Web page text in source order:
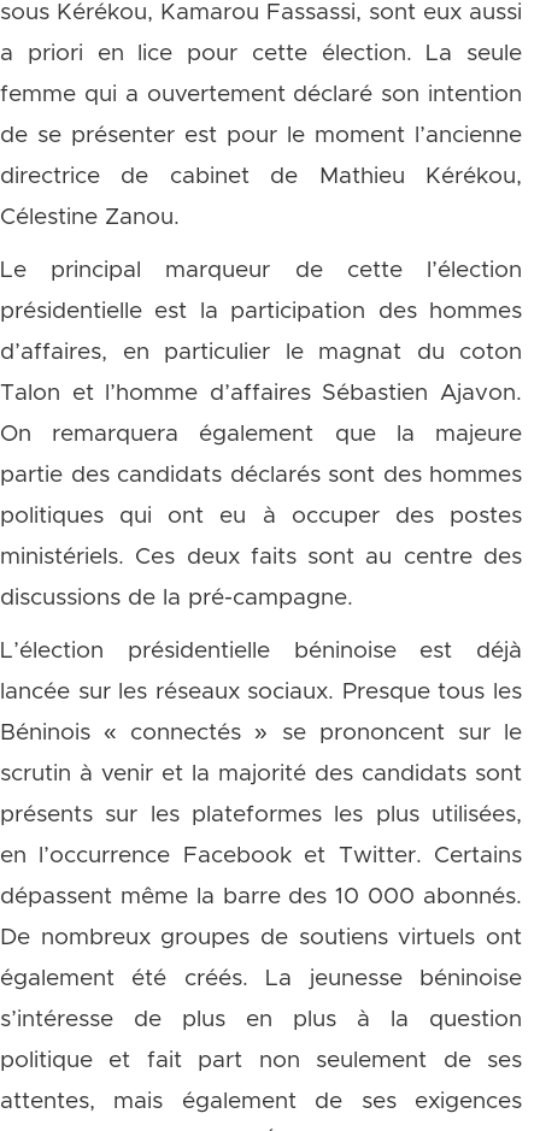
sous Kérékou, Kamarou Fassassi, sont eux aussi
a priori en lice pour cette élection. La seule
femme qui a ouvertement déclaré son intention
de se présenter est pour le moment l’ancienne
directrice de cabinet de Mathieu Kérékou,
Célestine Zanou.
Le principal marqueur de cette l’élection
présidentielle est la participation des hommes
d’affaires, en particulier le magnat du coton
Talon et l’homme d’affaires Sébastien Ajavon.
On remarquera également que la majeure
partie des candidats déclarés sont des hommes
politiques qui ont eu à occuper des postes
ministériels. Ces deux faits sont au centre des
discussions de la pré-campagne.
L’élection présidentielle béninoise est déjà
lancée sur les réseaux sociaux. Presque tous les
Béninois « connectés » se prononcent sur le
scrutin à venir et la majorité des candidats sont
présents sur les plateformes les plus utilisées,
en l’occurrence Facebook et Twitter. Certains
dépassent même la barre des 10 000 abonnés.
De nombreux groupes de soutiens virtuels ont
également été créés. La jeunesse béninoise
s’intéresse de plus en plus à la question
politique et fait part non seulement de ses
attentes, mais également de ses exigences